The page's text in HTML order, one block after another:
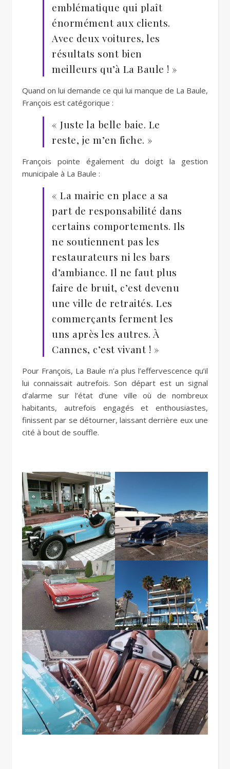
emblématique qui plaît
énormément aux clients.
Avec deux voitures, les
résultats sont bien
meilleurs qu’à La Baule ! »
Quand on lui demande ce qui lui manque de La Baule,
François est catégorique :
« Juste la belle baie. Le
reste, je m’en fiche. »
François pointe également du doigt la gestion
municipale à La Baule :
« La mairie en place a sa
part de responsabilité dans
certains comportements. Ils
ne soutiennent pas les
restaurateurs ni les bars
d’ambiance. Il ne faut plus
faire de bruit, c’est devenu
une ville de retraités. Les
commerçants ferment les
uns après les autres. À
Cannes, c’est vivant ! »
Pour François, La Baule n’a plus l’effervescence qu’il
lui connaissait autrefois. Son départ est un signal
d’alarme sur l’état d’une ville où de nombreux
habitants, autrefois engagés et enthousiastes,
finissent par se détourner, laissant derrière eux une
cité à bout de souffle.